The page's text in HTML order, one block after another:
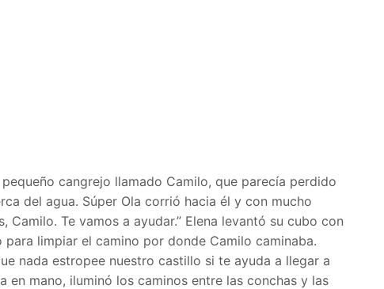
cangrejo llamado Camilo, que parecía perdido
del agua. Súper Ola corrió hacia él y con mucho
Camilo. Te vamos a ayudar.” Elena levantó su cubo con
limpiar el camino por donde Camilo caminaba.
nada estropee nuestro castillo si te ayuda a llegar a
en mano, iluminó los caminos entre las conchas y las